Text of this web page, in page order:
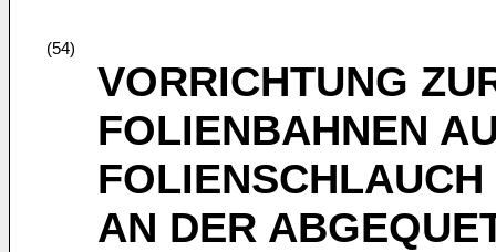
(54)
VORRICHTUNG
FOLIENBAHNEN
AN DER